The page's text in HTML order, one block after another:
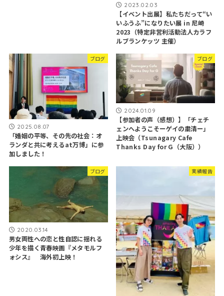
2023.02.03
【イベント出展】私たちだって“い
いふうふ”になりたい展 in 尼崎
2023（特定非営利活動法人カラフ
ルブランケッツ 主催）
ブログ
2025.08.07
「婚姻の平等、その先の社会：オ
ランダと共に考えるat万博」に参
加しました！
ブログ
2024.01.09
【参加者の声（感想）】「チェチ
ェンへようこそーゲイの粛清ー」
上映会（Tsunagary Cafe
Thanks Day for G（大阪））
ブログ
2020.03.14
男女両性への恋と性自認に揺れる
少年を描く青春映画『メタモルフ
ォシス』 海外初上映！
実績報告